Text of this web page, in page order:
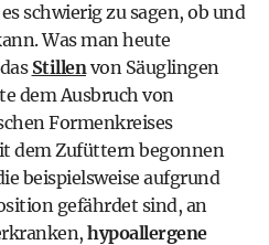
schwierig zu sagen, ob und
Was man heute
Stillenvon Säuglingen
dem Ausbruch von
Formenkreises
dem Zufüttern begonnen
beispielsweise aufgrund
gefährdet sind, an
hypoallergene